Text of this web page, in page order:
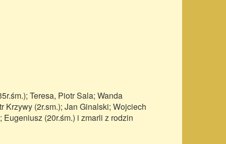
Teresa, Piotr Sala; Wanda
Krzywy (2r.sm.); Jan Ginalski; Wojciech
(20r.śm.) i zmarli z rodzin